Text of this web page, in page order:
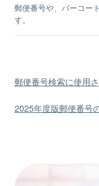
郵便番号や、バーコー
す。
郵便番号検索に使用
2025年度版郵便番号